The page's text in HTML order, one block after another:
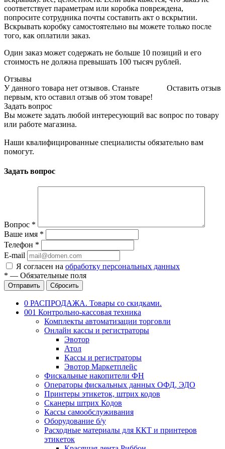
соответствует параметрам или коробка повреждена,
попросите сотрудника почты составить акт о вскрытии.
Вскрывать коробку самостоятельно вы можете только после
того, как оплатили заказ.
Один заказ может содержать не больше 10 позиций и его
стоимость не должна превышать 100 тысяч рублей.
Отзывы
Оставить отзыв
У данного товара нет отзывов. Станьте
первым, кто оставил отзыв об этом товаре!
Задать вопрос
Вы можете задать любой интересующий вас вопрос по товару
или работе магазина.
Наши квалифицированные специалисты обязательно вам
помогут.
Задать вопрос
Вопрос *
Ваше имя *
Телефон *
E-mail
Я согласен на обработку персональных данных
* — Обязательные поля
Отправить Сбросить
0 РАСПРОДАЖА. Товары со скидками.
001 Контрольно-кассовая техника
Комплекты автоматизации торговли
Онлайн кассы и регистраторы
Эвотор
Атол
Кассы и регистраторы
Эвотор Маркетплейс
Фискальные накопители ФН
Операторы фискальных данных ОФД, ЭДО
Принтеры этикеток, штрих кодов
Сканеры штрих Кодов
Кассы самообслуживания
Оборудование б/у
Расходные материалы для ККТ и принтеров
этикеток